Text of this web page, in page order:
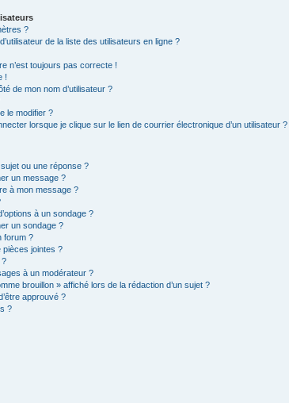
?
de la liste des utilisateurs en ligne ?
n’est toujours pas correcte !
!
de mon nom d’utilisateur ?
le modifier ?
lorsque je clique sur le lien de courrier électronique d’un utilisateur ?
ou une réponse ?
un message ?
à mon message ?
à un sondage ?
un sondage ?
forum ?
pièces jointes ?
?
à un modérateur ?
brouillon » affiché lors de la rédaction d’un sujet ?
approuvé ?
?